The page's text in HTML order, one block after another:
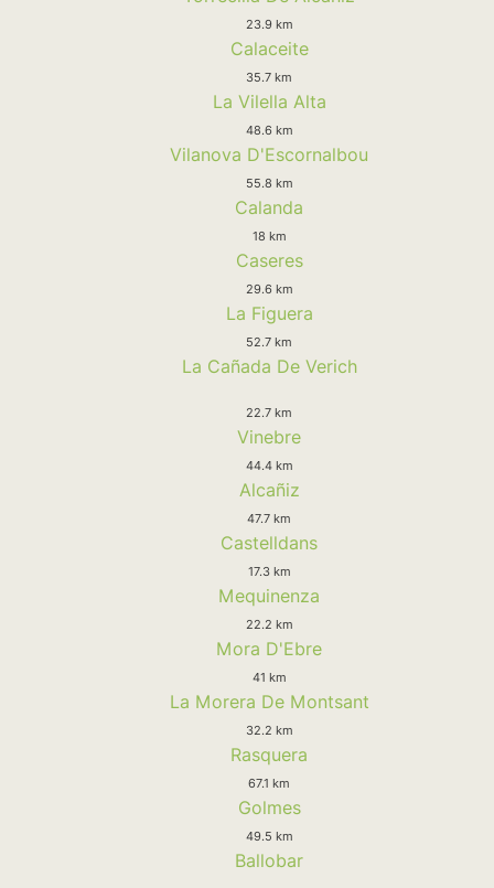
23.9 km
Calaceite
35.7 km
La Vilella Alta
48.6 km
Vilanova D'Escornalbou
55.8 km
Calanda
18 km
Caseres
29.6 km
La Figuera
52.7 km
La Cañada De Verich
22.7 km
Vinebre
44.4 km
Alcañiz
47.7 km
Castelldans
17.3 km
Mequinenza
22.2 km
Mora D'Ebre
41 km
La Morera De Montsant
32.2 km
Rasquera
67.1 km
Golmes
49.5 km
Ballobar